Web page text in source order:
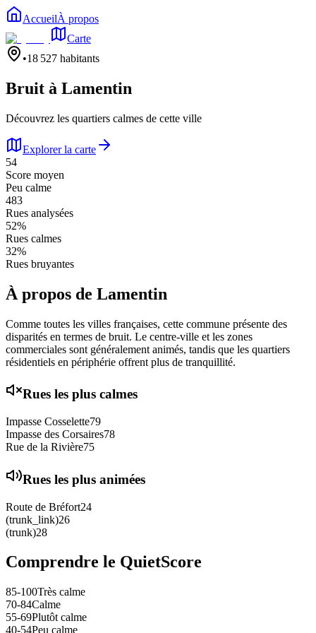
AccueilÀ propos
Carte
•18 527 habitants
Bruit à Lamentin
Découvrez les quartiers calmes de cette ville
Explorer la carte
54
Score moyen
Peu calme
483
Rues analysées
52%
Rues calmes
32%
Rues bruyantes
À propos de Lamentin
Comme toutes les villes françaises, cette commune présente des
disparités en termes de bruit. Le centre-ville et les zones
commerciales sont généralement animés, tandis que les quartiers
résidentiels en périphérie offrent plus de tranquillité.
Rues les plus calmes
Impasse Cosselette79
Impasse des Corsaires78
Rue de la Rivière75
Rues les plus animées
Route de Bréfort24
(trunk_link)26
(trunk)28
Comprendre le QuietScore
85-100Très calme
70-84Calme
55-69Plutôt calme
40-54Peu calme